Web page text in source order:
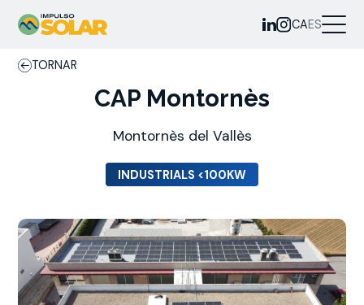
CAES
TORNAR
CAP Montornès
Montornès del Vallès
INDUSTRIALS <100KW